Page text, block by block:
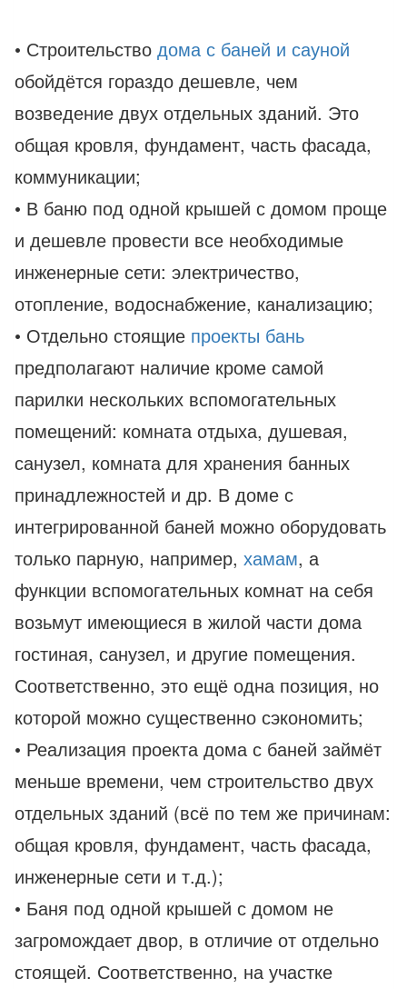
• Строительство дома с баней и сауной
обойдётся гораздо дешевле, чем
возведение двух отдельных зданий. Это
общая кровля, фундамент, часть фасада,
коммуникации;
• В баню под одной крышей с домом проще
и дешевле провести все необходимые
инженерные сети: электричество,
отопление, водоснабжение, канализацию;
• Отдельно стоящие проекты бань
предполагают наличие кроме самой
парилки нескольких вспомогательных
помещений: комната отдыха, душевая,
санузел, комната для хранения банных
принадлежностей и др. В доме с
интегрированной баней можно оборудовать
только парную, например, хамам, а
функции вспомогательных комнат на себя
возьмут имеющиеся в жилой части дома
гостиная, санузел, и другие помещения.
Соответственно, это ещё одна позиция, но
которой можно существенно сэкономить;
• Реализация проекта дома с баней займёт
меньше времени, чем строительство двух
отдельных зданий (всё по тем же причинам:
общая кровля, фундамент, часть фасада,
инженерные сети и т.д.);
• Баня под одной крышей с домом не
загромождает двор, в отличие от отдельно
стоящей. Соответственно, на участке